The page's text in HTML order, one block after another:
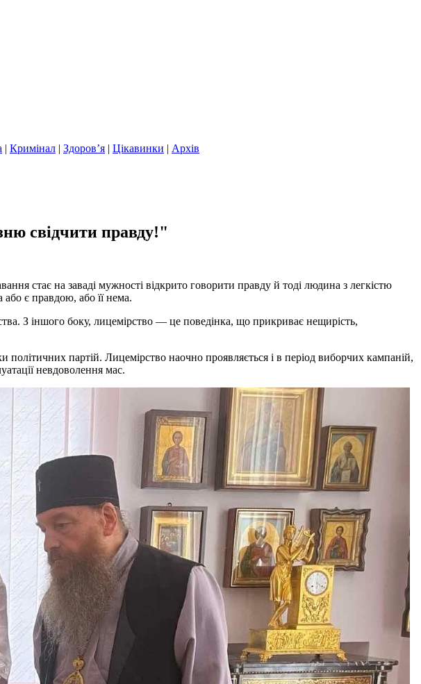
| Кримінал | Здоров’я | Цікавинки | Архів
свідчити правду!"
стає на заваді мужності відкрито говорити правду й тоді людина з легкістю
або є правдою, або її нема.
З іншого боку, лицемірство — це поведінка, що прикриває нещирість,
партій. Лицемірство наочно проявляється і в період виборчих кампаній,
невдоволення мас.